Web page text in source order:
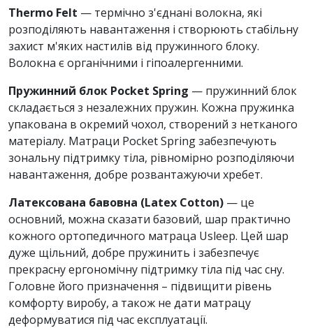
Thermo Felt — термічно з'єднані волокна, які
розподіляють навантаження і створюють стабільну
захист м'яких настилів від пружинного блоку.
Волокна є органічними і гіпоалергенними.
Пружинний блок Pocket Spring — пружинний блок
складається з незалежних пружин. Кожна пружинка
упакована в окремий чохол, створений з нетканого
матеріалу. Матраци Pocket Spring забезпечують
зональну підтримку тіла, рівномірно розподіляючи
навантаження, добре розвантажуючи хребет.
Латексована бавовна (Latex Cotton) — це
основний, можна сказати базовий, шар практично
кожного ортопедичного матраца Usleep. Цей шар
дуже щільний, добре пружинить і забезпечує
прекрасну ергономічну підтримку тіла під час сну.
Головне його призначення – підвищити рівень
комфорту виробу, а також не дати матрацу
деформуватися під час експлуатації.